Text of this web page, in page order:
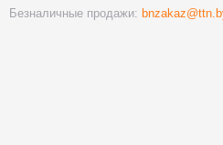
Безналичные продажи: